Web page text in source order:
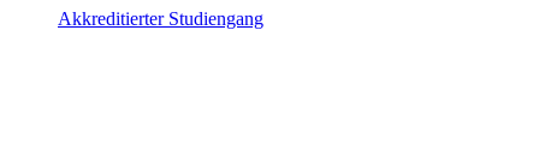
Akkreditierter Studiengang